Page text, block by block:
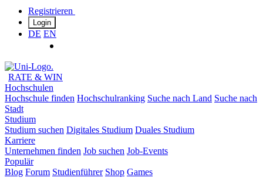
Registrieren
Login
DE EN
RATE & WIN
Hochschulen
Hochschule finden Hochschulranking Suche nach Land Suche nach
Stadt
Studium
Studium suchen Digitales Studium Duales Studium
Karriere
Unternehmen finden Job suchen Job-Events
Populär
Blog Forum Studienführer Shop Games